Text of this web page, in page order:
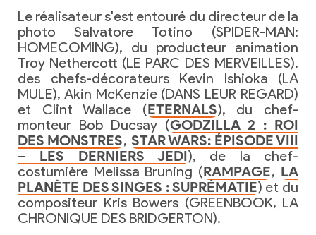
Le réalisateur s'est entouré du directeur de la
photo Salvatore Totino (SPIDER-MAN:
HOMECOMING), du producteur animation
Troy Nethercott (LE PARC DES MERVEILLES),
des chefs-décorateurs Kevin Ishioka (LA
MULE), Akin McKenzie (DANS LEUR REGARD)
et Clint Wallace (ETERNALS), du chef-
monteur Bob Ducsay (GODZILLA 2 : ROI
DES MONSTRES, STAR WARS: ÉPISODE VIII
– LES DERNIERS JEDI), de la chef-
costumière Melissa Bruning (RAMPAGE, LA
PLANÈTE DES SINGES : SUPRÉMATIE) et du
compositeur Kris Bowers (GREENBOOK, LA
CHRONIQUE DES BRIDGERTON).